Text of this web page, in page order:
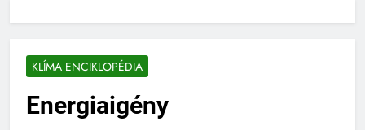
KLÍMA ENCIKLOPÉDIA
Energiaigény